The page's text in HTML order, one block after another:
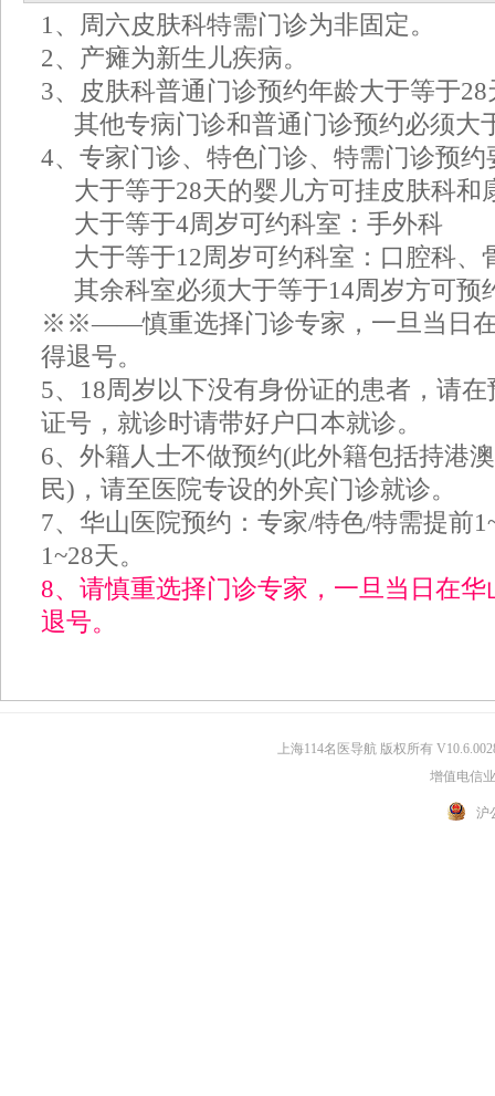
项。获得成果3项，获省市级科技进步奖2项
力学及其在临床个性化治疗中的应用》，荣
国家自然科学基金面上项目。
1、周六皮肤科特需门诊为非固定。
2、产瘫为新生儿疾病。
3、皮肤科普通门诊预约年龄大于等于
其他专病门诊和普通门诊预约必须大
4、专家门诊、特色门诊、特需门诊预约
大于等于28天的婴儿方可挂皮肤科和
大于等于4周岁可约科室：手外科
大于等于12周岁可约科室：口腔科、
其余科室必须大于等于14周岁方可预
※※——慎重选择门诊专家，一旦当日在
得退号。
5、18周岁以下没有身份证的患者，请
证号，就诊时请带好户口本就诊。
6、外籍人士不做预约(此外籍包括持港
民)，请至医院专设的外宾门诊就诊。
7、华山医院预约：专家/特色/特需提前
1~28天。
8、请慎重选择门诊专家，一旦当日在
退号。
上海114名医导航 版权所有
增值电信
沪